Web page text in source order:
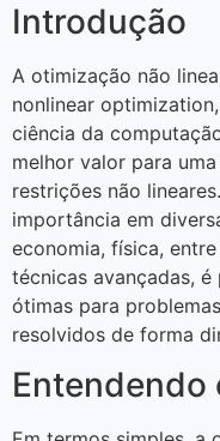
Introdução
A otimização não
nonlinear
ciência da
melhor valor para
restrições não
importância em
economia, física,
técnicas avançadas,
ótimas para
resolvidos de forma
Entendendo